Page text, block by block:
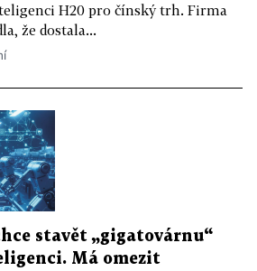
H20 pro čínský trh. Firma
že dostala...
stavět „gigatovárnu“
Má omezit